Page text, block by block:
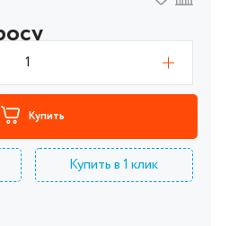
1
Купить
Купить в 1 клик